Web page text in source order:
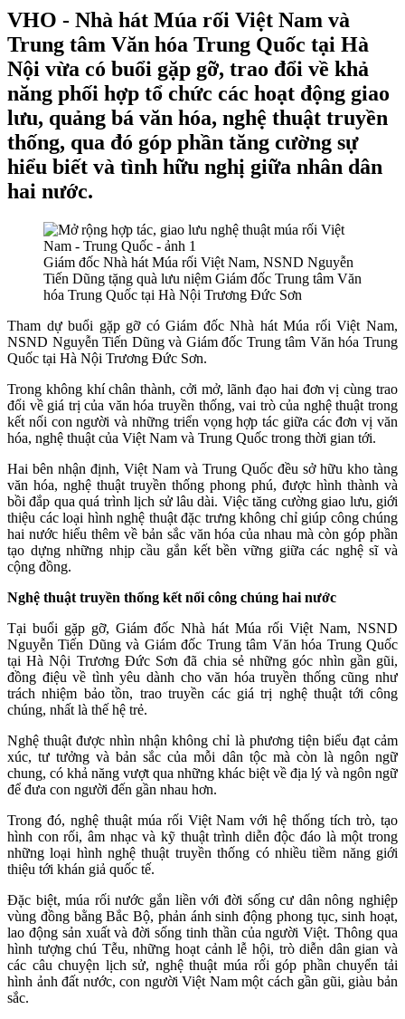
VHO - Nhà hát Múa rối Việt Nam và
Trung tâm Văn hóa Trung Quốc tại Hà
Nội vừa có buổi gặp gỡ, trao đổi về khả
năng phối hợp tổ chức các hoạt động giao
lưu, quảng bá văn hóa, nghệ thuật truyền
thống, qua đó góp phần tăng cường sự
hiểu biết và tình hữu nghị giữa nhân dân
hai nước.
Giám đốc Nhà hát Múa rối Việt Nam, NSND Nguyễn
Tiến Dũng tặng quà lưu niệm Giám đốc Trung tâm Văn
hóa Trung Quốc tại Hà Nội Trương Đức Sơn
Tham dự buổi gặp gỡ có Giám đốc Nhà hát Múa rối Việt Nam,
NSND Nguyễn Tiến Dũng và Giám đốc Trung tâm Văn hóa Trung
Quốc tại Hà Nội Trương Đức Sơn.
Trong không khí chân thành, cởi mở, lãnh đạo hai đơn vị cùng trao
đổi về giá trị của văn hóa truyền thống, vai trò của nghệ thuật trong
kết nối con người và những triển vọng hợp tác giữa các đơn vị văn
hóa, nghệ thuật của Việt Nam và Trung Quốc trong thời gian tới.
Hai bên nhận định, Việt Nam và Trung Quốc đều sở hữu kho tàng
văn hóa, nghệ thuật truyền thống phong phú, được hình thành và
bồi đắp qua quá trình lịch sử lâu dài. Việc tăng cường giao lưu, giới
thiệu các loại hình nghệ thuật đặc trưng không chỉ giúp công chúng
hai nước hiểu thêm về bản sắc văn hóa của nhau mà còn góp phần
tạo dựng những nhịp cầu gắn kết bền vững giữa các nghệ sĩ và
cộng đồng.
Nghệ thuật truyền thống kết nối công chúng hai nước
Tại buổi gặp gỡ, Giám đốc Nhà hát Múa rối Việt Nam, NSND
Nguyễn Tiến Dũng và Giám đốc Trung tâm Văn hóa Trung Quốc
tại Hà Nội Trương Đức Sơn đã chia sẻ những góc nhìn gần gũi,
đồng điệu về tình yêu dành cho văn hóa truyền thống cũng như
trách nhiệm bảo tồn, trao truyền các giá trị nghệ thuật tới công
chúng, nhất là thế hệ trẻ.
Nghệ thuật được nhìn nhận không chỉ là phương tiện biểu đạt cảm
xúc, tư tưởng và bản sắc của mỗi dân tộc mà còn là ngôn ngữ
chung, có khả năng vượt qua những khác biệt về địa lý và ngôn ngữ
để đưa con người đến gần nhau hơn.
Trong đó, nghệ thuật múa rối Việt Nam với hệ thống tích trò, tạo
hình con rối, âm nhạc và kỹ thuật trình diễn độc đáo là một trong
những loại hình nghệ thuật truyền thống có nhiều tiềm năng giới
thiệu tới khán giả quốc tế.
Đặc biệt, múa rối nước gắn liền với đời sống cư dân nông nghiệp
vùng đồng bằng Bắc Bộ, phản ánh sinh động phong tục, sinh hoạt,
lao động sản xuất và đời sống tinh thần của người Việt. Thông qua
hình tượng chú Tễu, những hoạt cảnh lễ hội, trò diễn dân gian và
các câu chuyện lịch sử, nghệ thuật múa rối góp phần chuyển tải
hình ảnh đất nước, con người Việt Nam một cách gần gũi, giàu bản
sắc.